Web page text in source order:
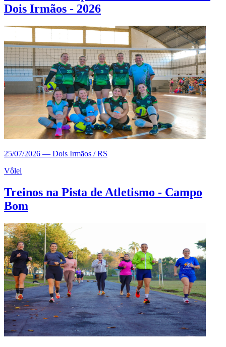
Dois Irmãos - 2026
25/07/2026 — Dois Irmãos / RS
Vôlei
Treinos na Pista de Atletismo - Campo
Bom